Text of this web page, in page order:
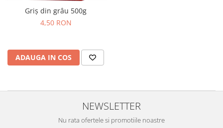
Congelate brutarie
Cozonac Wine Collection
Vinuri Casa Isarescu
Griș din grâu 500g
4,50 RON
ADAUGA IN COS
NEWSLETTER
Nu rata ofertele si promotiile noastre